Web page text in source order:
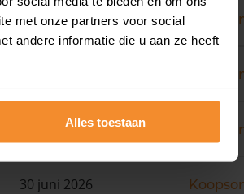
met onze partners voor social
andere informatie die u aan ze heeft
Alles toestaan
30 juni 2026
30 juni 2026
30 juni 2026